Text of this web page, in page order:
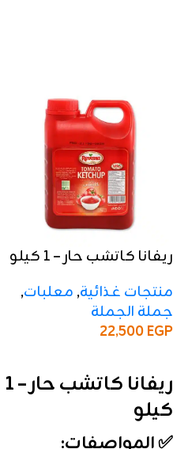
ريفانا كاتشب حار – 1 كيلو
منتجات غذائية, معلبات,
جملة الجملة
22,500EGP
ريفانا كاتشب حار – 1
كيلو